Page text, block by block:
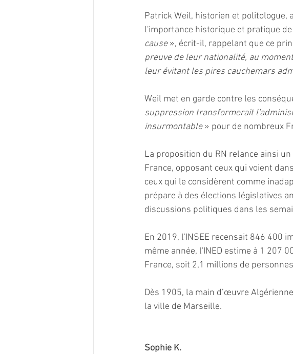
Patrick Weil, historien et politologue,
l'importance historique et pratique
cause », écrit-il, rappelant que ce
preuve de leur nationalité, au
leur évitant les pires cauchemars
Weil met en garde contre les
suppression transformerait
insurmontable » pour de nombreux
La proposition du RN relance ainsi
France, opposant ceux qui voient
ceux qui le considèrent comme
prépare à des élections législatives
discussions politiques dans les
En 2019, l'INSEE recensait 846 400
même année, l'INED estime à 1 207
France, soit 2,1 millions de
Dès 1905, la main d’œuvre
la ville de Marseille.
Sophie K.